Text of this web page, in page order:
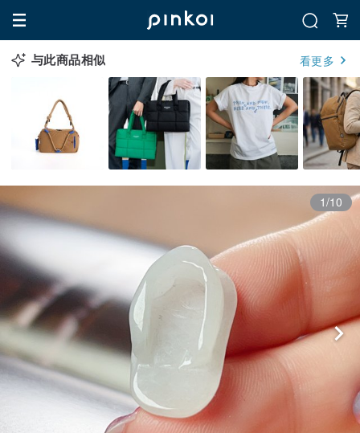
与此商品相似 看更多
1/10